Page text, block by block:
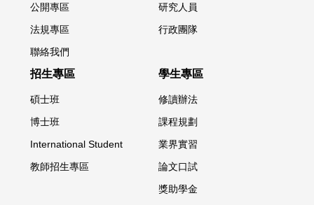
公開專區
法規專區
聯絡我們
研究人員
行政團隊
招生專區
碩士班
博士班
International Student
教師招生專區
學生專區
修讀辦法
課程規劃
業界實習
論文口試
獎助學金